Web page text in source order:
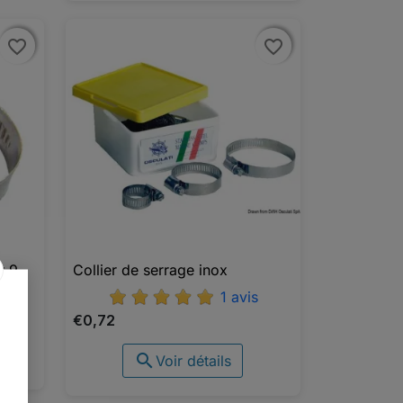
favorite_border
favorite_border
9
AU PANIER
favorite_border
favorite_border
 Aperçu rapide
Collier de serrage inox
1 avis
€0,72
Voir détails